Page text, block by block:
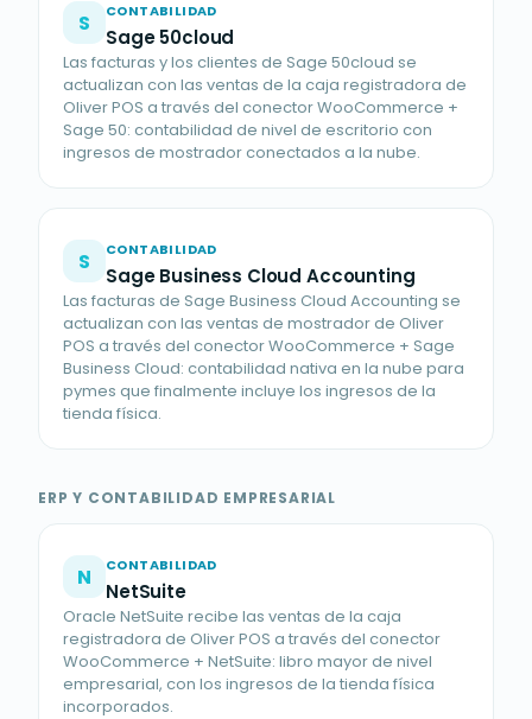
S CONTABILIDAD
Sage 50cloud
Las facturas y los clientes de Sage 50cloud se
actualizan con las ventas de la caja registradora de
Oliver POS a través del conector WooCommerce +
Sage 50: contabilidad de nivel de escritorio con
ingresos de mostrador conectados a la nube.
S CONTABILIDAD
Sage Business Cloud Accounting
Las facturas de Sage Business Cloud Accounting se
actualizan con las ventas de mostrador de Oliver
POS a través del conector WooCommerce + Sage
Business Cloud: contabilidad nativa en la nube para
pymes que finalmente incluye los ingresos de la
tienda física.
ERP Y CONTABILIDAD EMPRESARIAL
N CONTABILIDAD
NetSuite
Oracle NetSuite recibe las ventas de la caja
registradora de Oliver POS a través del conector
WooCommerce + NetSuite: libro mayor de nivel
empresarial, con los ingresos de la tienda física
incorporados.